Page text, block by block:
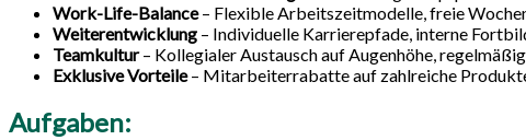
Work-Life-Balance– Flexible Arbeitszeitmodelle, freie
Weiterentwicklung – Individuelle Karrierepfade, interne
Teamkultur– Kollegialer Austausch auf Augenhöhe,
Exklusive Vorteile– Mitarbeiterrabatte auf zahlreiche
Aufgaben: